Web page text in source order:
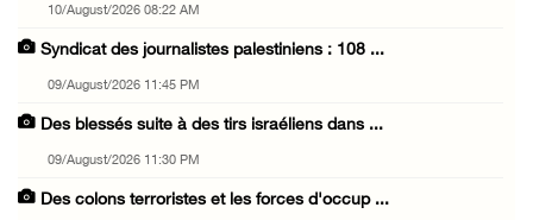
10/August/2026 08:22 AM
Syndicat des journalistes palestiniens : 108 ...
09/August/2026 11:45 PM
Des blessés suite à des tirs israéliens dans ...
09/August/2026 11:30 PM
Des colons terroristes et les forces d'occup ...